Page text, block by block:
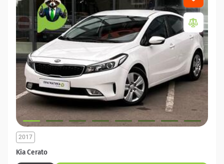
Kia Cerato
2017